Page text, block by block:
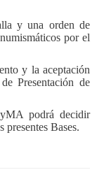
y una orden de
por el
y la aceptación
Presentación de
podrá decidir
presentes Bases.